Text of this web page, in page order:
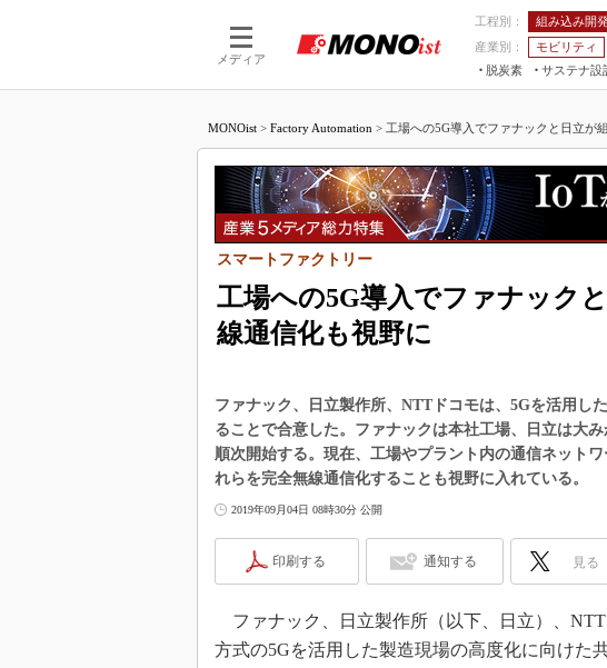
メディア
工程別： 組み込み開
産業別：
モビリティ
脱炭素
サステナ設
つながる工場
つながるサービス
AI×設備保全
Physical AI
MONOist > Factory Automation > 工場への5G導入でファナックと日立が
工場への5G導入でファナック
線通信化も視野に
スマートファクトリー
ファナック、日立製作所、NTTドコモは、5Gを活用し
ることで合意した。ファナックは本社工場、日立は大
順次開始する。現在、工場やプラント内の通信ネット
れらを完全無線通信化することも視野に入れている。
2019年09月04日 08時30分 公開
印刷する 通知する 見る
ファナック、日立製作所（以下、日立）、
方式の5Gを活用した製造現場の高度化に向けた